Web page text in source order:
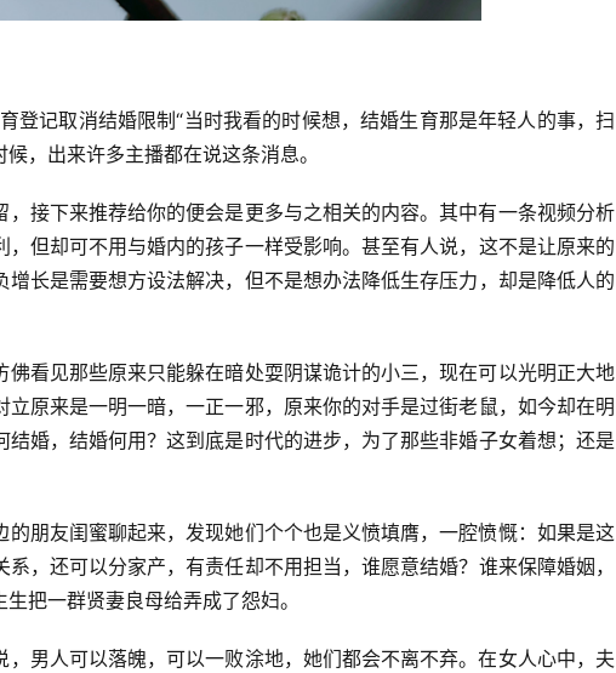
登记取消结婚限制“当时我看的时候想，结婚生育那是年轻人的事，扫
，出来许多主播都在说这条消息。
接下来推荐给你的便会是更多与之相关的内容。其中有一条视频分析
但却可不用与婚内的孩子一样受影响。甚至有人说，这不是让原来的
长是需要想方设法解决，但不是想办法降低生存压力，却是降低人的
看见那些原来只能躲在暗处耍阴谋诡计的小三，现在可以光明正大地
原来是一明一暗，一正一邪，原来你的对手是过街老鼠，如今却在明
婚，结婚何用？这到底是时代的进步，为了那些非婚子女着想；还是
朋友闺蜜聊起来，发现她们个个也是义愤填膺，一腔愤慨：如果是这
，还可以分家产，有责任却不用担当，谁愿意结婚？谁来保障婚姻，
把一群贤妻良母给弄成了怨妇。
男人可以落魄，可以一败涂地，她们都会不离不弃。在女人心中，夫